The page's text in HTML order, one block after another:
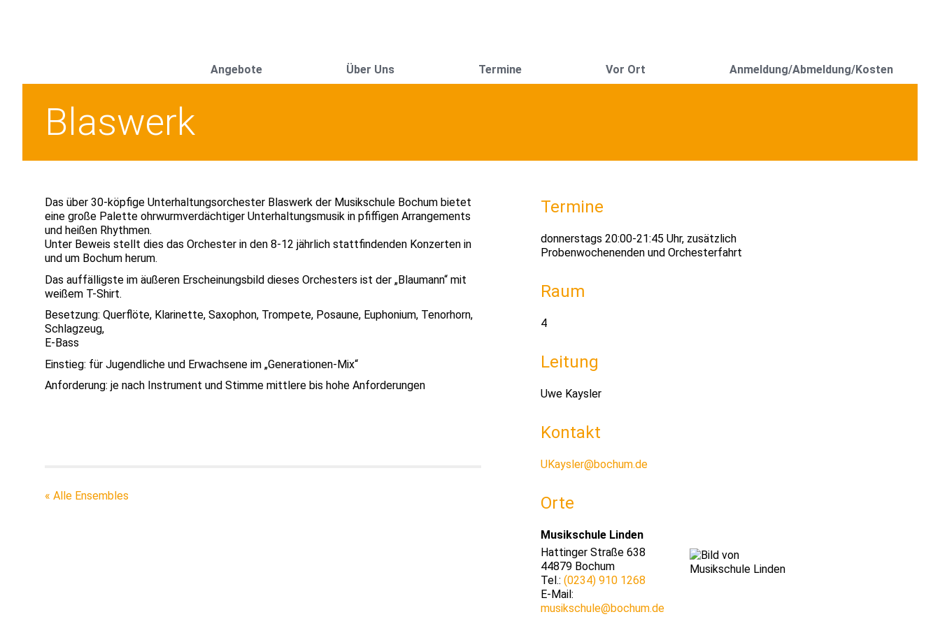
Angebote Über Uns Termine Vor Ort Anmeldung/Abmeldung/Kosten
Blaswerk
Das über 30-köpfige Unterhaltungsorchester Blaswerk der Musikschule Bochum bietet
eine große Palette ohrwurmverdächtiger Unterhaltungsmusik in pfiffigen Arrangements
und heißen Rhythmen.
Unter Beweis stellt dies das Orchester in den 8-12 jährlich stattfindenden Konzerten in
und um Bochum herum.
Das auffälligste im äußeren Erscheinungsbild dieses Orchesters ist der „Blaumann“ mit
weißem T-Shirt.
Besetzung: Querflöte, Klarinette, Saxophon, Trompete, Posaune, Euphonium, Tenorhorn,
Schlagzeug,
E-Bass
Einstieg: für Jugendliche und Erwachsene im „Generationen-Mix“
Anforderung: je nach Instrument und Stimme mittlere bis hohe Anforderungen
« Alle Ensembles
Termine
donnerstags 20:00-21:45 Uhr, zusätzlich
Probenwochenenden und Orchesterfahrt
Raum
4
Leitung
Uwe Kaysler
Kontakt
UKaysler@bochum.de
Orte
Musikschule Linden
Hattinger Straße 638
44879 Bochum
Tel.: (0234) 910 1268
E-Mail:
musikschule@bochum.de